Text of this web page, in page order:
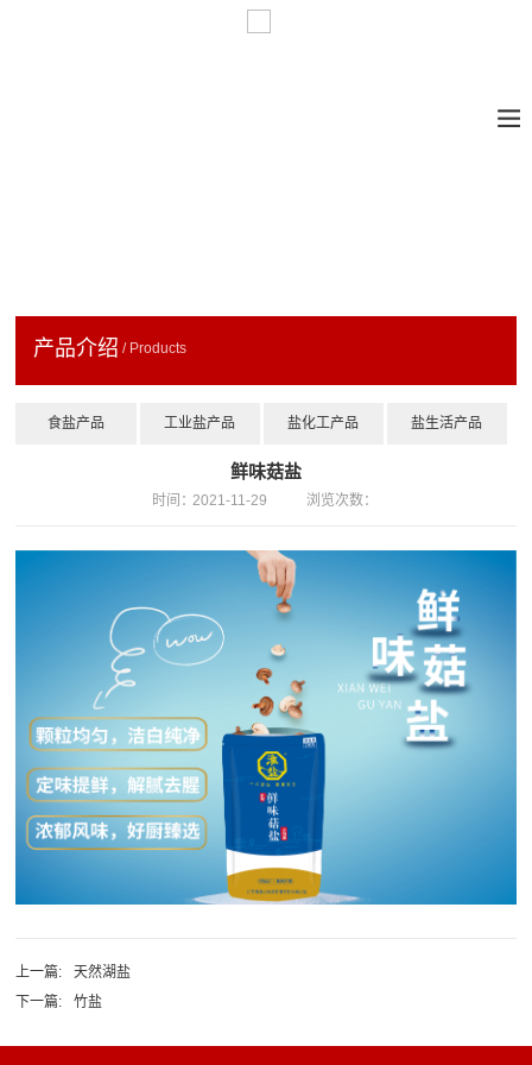
产品介绍 / Products
食盐产品 工业盐产品 盐化工产品 盐生活产品
鲜味菇盐
时间：2021-11-29 浏览次数：
上一篇:
天然湖盐
下一篇:
竹盐